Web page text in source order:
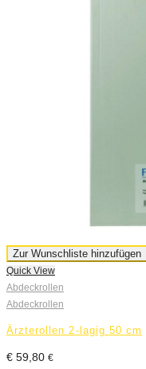
Zur Wunschliste hinzufügen
Quick View
Abdeckrollen
Abdeckrollen
Ärzterollen 2-lagig 50 cm
€ 59,80 €